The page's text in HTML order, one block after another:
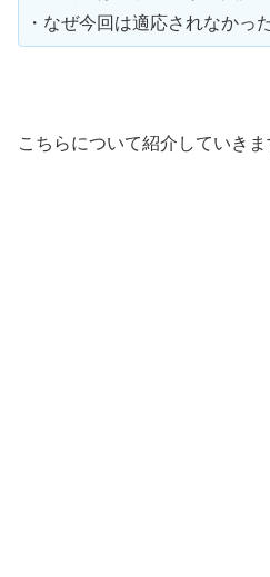
・なぜ今回は適応されなかっ
こちらについて紹介していきま